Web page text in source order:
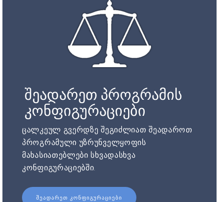
შეადარეთ პროგრამის
კონფიგურაციები
ცალკეულ გვერდზე შეგიძლიათ შეადაროთ
პროგრამული უზრუნველყოფის
მახასიათებლები სხვადასხვა
კონფიგურაციებში.
ᲨᲔᲐᲓᲐᲠᲔᲗ ᲙᲝᲜᲤᲘᲒᲣᲠᲐᲪᲘᲔᲑᲘ